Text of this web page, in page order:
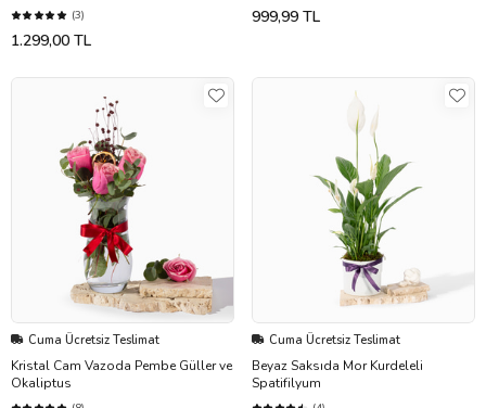
(3)
1.299,00 TL
999,99 TL
Cuma Ücretsiz Teslimat
Kristal Cam Vazoda Pembe Güller ve
Okaliptus
Cuma Ücretsiz Teslimat
Beyaz Saksıda Mor Kurdeleli
Spatifilyum